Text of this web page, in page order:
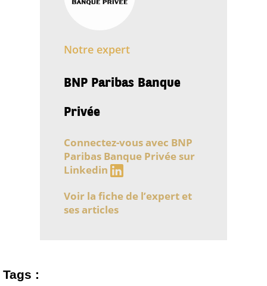
Notre expert
BNP Paribas Banque
Privée
Connectez-vous avec BNP
Paribas Banque Privée sur
Linkedin
Voir la fiche de l’expert et
ses articles
Tags :